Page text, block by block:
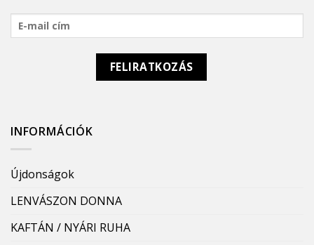
INFORMÁCIÓK
Újdonságok
LENVÁSZON DONNA
KAFTÁN / NYÁRI RUHA